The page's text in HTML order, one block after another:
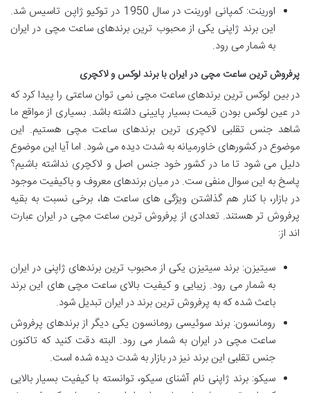
اورینت: کمپانی اورینت در سال 1950 در توکیو ژاپن تاسیس شد.
این برند ژاپنی یکی از محبوب ترین برندهای ساعت مچی در ایران
به شمار می رود.
پرفروش ترین ساعت مچی در ایران با برند لوکس و لاکچری
در بین لوکس ترین برندهای ساعت مچی نمی توان ساعتی را پیدا کرد که
در عین لوکس بودن قیمت بسیار پایینی داشته باشد. بسیاری از مواقع ما
شاهد جنس تقلبی لاکچری ترین برندهای ساعت مچی هستیم. این
موضوع در کشورهای خاورمیانه به شدت دیده می شود. اما آیا این موضوع
دلیل می شود تا ما در کشور خود جنس اصل و لاکچری نداشته باشیم؟
پاسخ به این سوال منفی ست. در میان برندهای معروف و باکیفیت موجود
در بازار، با کنار هم گذاشتن ویژگی های ساعت ها، برخی نسبت به بقیه
پرفروش تر هستند. تعدادی از پرفروش ترین ساعت مچی در ایران عبارت
اند از:
سیتیزن: برند سیتیزن یکی از محبوب ترین برندهای ژاپنی در ایران
به شمار می رود. زیبایی و کیفیت بالای ساعت مچی های این برند
باعث شده که به پرفروش ترین برند در ایران تبدیل شود.
رومانسون: برند سوئیسی رومانسون یکی دیگر از برندهای پرفروش
ساعت مچی در ایران به شمار می رود. البته دقت کنید که تاکنون
جنس تقلبی این برند نیز در بازار به شدت دیده شده است.
سیکو: برند ژاپنی نام آشنای سیکو، توانسته با کیفیت بسیار بالایی